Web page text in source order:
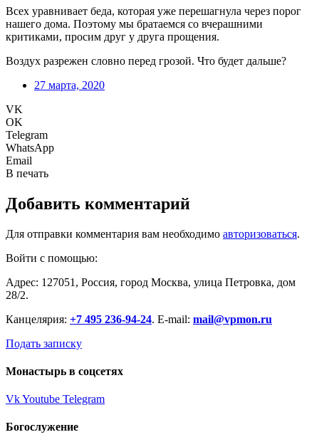
Всех уравнивает беда, которая уже перешагнула через порог
нашего дома. Поэтому мы братаемся со вчерашними
критиками, просим друг у друга прощения.
Воздух разрежен словно перед грозой. Что будет дальше?
27 марта, 2020
VK
OK
Telegram
WhatsApp
Email
В печать
Добавить комментарий
Для отправки комментария вам необходимо авторизоваться.
Войти с помощью:
Адрес: 127051, Россия, город Москва, улица Петровка, дом
28/2.
Канцелярия: +7 495 236-94-24. E-mail: mail@vpmon.ru
Подать записку
Монастырь в соцсетях
VkYoutube Telegram
Богослужение